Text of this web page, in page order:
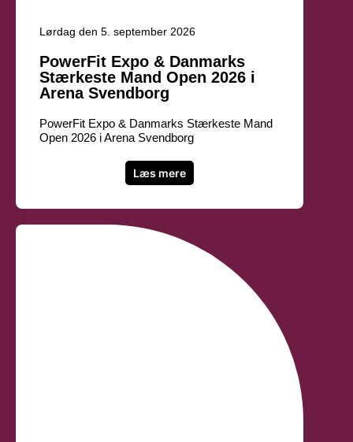
Lørdag den 5. september 2026
PowerFit Expo & Danmarks
Stærkeste Mand Open 2026 i
Arena Svendborg
PowerFit Expo & Danmarks Stærkeste Mand
Open 2026 i Arena Svendborg
Læs mere